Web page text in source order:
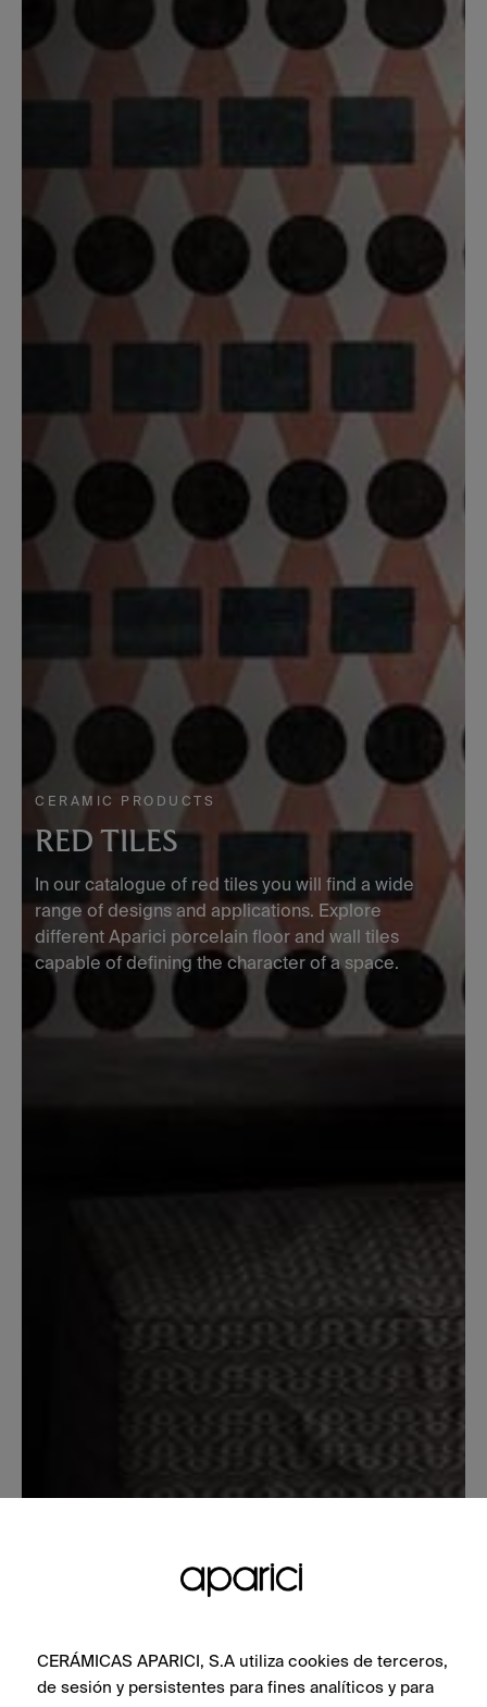
CERAMIC PRODUCTS
RED TILES
In our catalogue of red tiles you will find a wide
range of designs and applications. Explore
different Aparici porcelain floor and wall tiles
capable of defining the character of a space.
CERÁMICAS APARICI, S.A utiliza cookies de terceros,
de sesión y persistentes para fines analíticos y para